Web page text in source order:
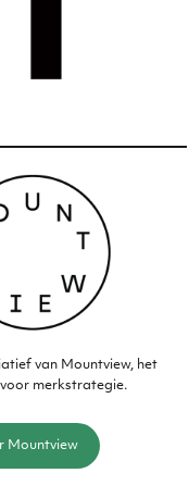
van Mountview, het
merkstrategie.
Mountview